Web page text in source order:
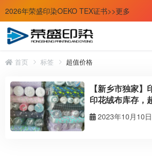
2026年荣盛印染OEKO TEX证书>>更多
首页 标签 超值价格
【新乡市独家
印花绒布库存，
2023年10月10日